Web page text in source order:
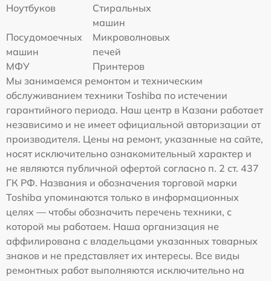
Ноутбуков
Стиральных
машин
Посудомоечных
машин
Микроволновых
печей
МФУ
Принтеров
Мы занимаемся ремонтом и техническим
обслуживанием техники Toshiba по истечении
гарантийного периода. Наш центр в Казани работает
независимо и не имеет официальной авторизации от
производителя. Цены на ремонт, указанные на сайте,
носят исключительно ознакомительный характер и
не являются публичной офертой согласно п. 2 ст. 437
ГК РФ. Названия и обозначения торговой марки
Toshiba упоминаются только в информационных
целях — чтобы обозначить перечень техники, с
которой мы работаем. Наша организация не
аффилирована с владельцами указанных товарных
знаков и не представляет их интересы. Все виды
ремонтных работ выполняются исключительно на